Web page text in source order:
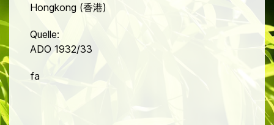
Hongkong (香港)
Quelle:
ADO 1932/33
fa